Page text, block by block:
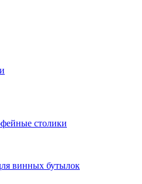
столики
винных бутылок